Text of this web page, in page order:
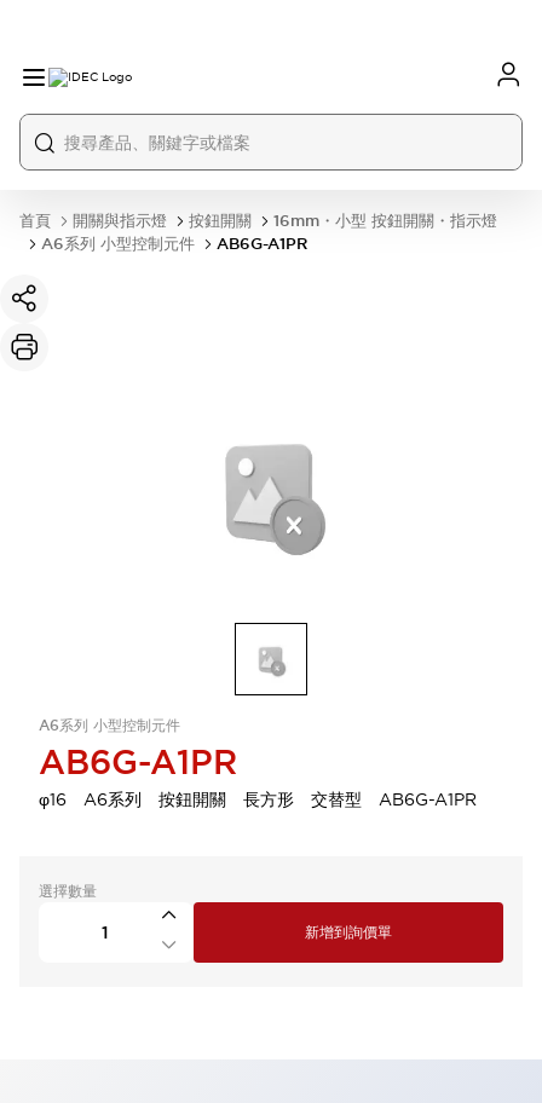
首頁 開關與指示燈 按鈕開關
16mm・小型 按鈕開關・指示燈
A6系列 小型控制元件
AB6G-A1PR
A6系列 小型控制元件
AB6G-A1PR
φ16 A6系列 按鈕開關 長方形 交替型 AB6G-A1PR
選擇數量
新增到詢價單